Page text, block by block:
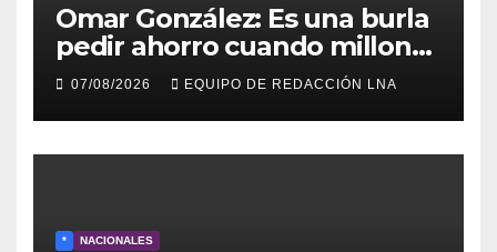
Omar González: Es una burla
pedir ahorro cuando millones
viven sin luz y sin agua
07/08/2026 EQUIPO DE REDACCIÓN LNA
* NACIONALES